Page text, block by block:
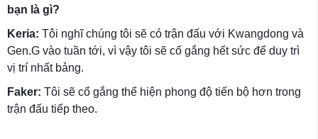
bạn là gì?
Keria: Tôi nghĩ chúng tôi sẽ có trận đấu với Kwangdong và
Gen.G vào tuần tới, vì vậy tôi sẽ cố gắng hết sức để duy trì
vị trí nhất bảng.
Faker: Tôi sẽ cố gắng thể hiện phong độ tiến bộ hơn trong
trận đấu tiếp theo.